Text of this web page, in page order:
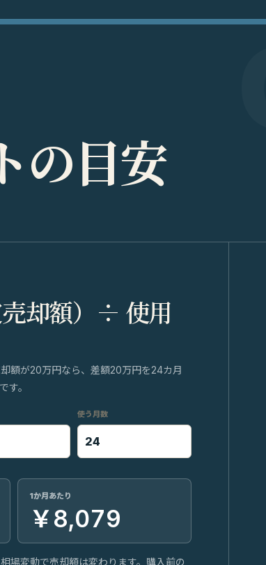
の目安
売却額）÷ 使用
額が20万円なら、差額20万円を24カ月
す。
使う月数
1か月あたり
￥8,079
場変動で売却額は変わります。購入前の